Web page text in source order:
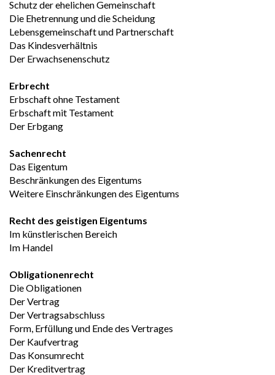
Schutz der ehelichen Gemeinschaft
Die Ehetrennung und die Scheidung
Lebensgemeinschaft und Partnerschaft
Das Kindesverhältnis
Der Erwachsenenschutz
Erbrecht
Erbschaft ohne Testament
Erbschaft mit Testament
Der Erbgang
Sachenrecht
Das Eigentum
Beschränkungen des Eigentums
Weitere Einschränkungen des Eigentums
Recht des geistigen Eigentums
Im künstlerischen Bereich
Im Handel
Obligationenrecht
Die Obligationen
Der Vertrag
Der Vertragsabschluss
Form, Erfüllung und Ende des Vertrages
Der Kaufvertrag
Das Konsumrecht
Der Kreditvertrag